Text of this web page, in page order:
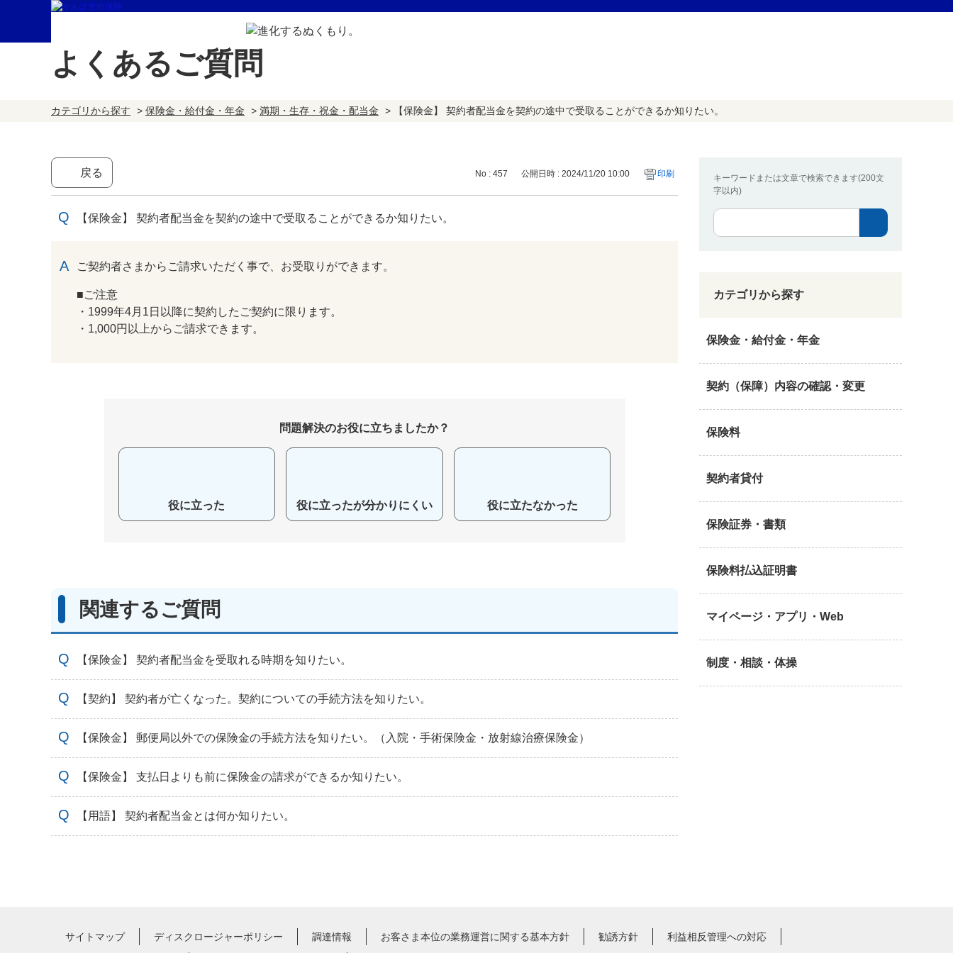
よくあるご質問
カテゴリから探す > 保険金・給付金・年金 > 満期・生存・祝金・配当金 > 【保険金】 契約者配当金を契約の途中で受取ることができるか知りたい。
キーワードまたは文章で検索できます(200文
字以内)
カテゴリから探す
保険金・給付金・年金
契約（保障）内容の確認・変更
保険料
契約者貸付
保険証券・書類
保険料払込証明書
マイページ・アプリ・Web
制度・相談・体操
戻る No : 457 公開日時 : 2024/11/20 10:00 印刷
【保険金】 契約者配当金を契約の途中で受取ることができるか知りたい。
ご契約者さまからご請求いただく事で、お受取りができます。
■ご注意
・1999年4月1日以降に契約したご契約に限ります。
・1,000円以上からご請求できます。
問題解決のお役に立ちましたか？
役に立った 役に立ったが分かりにくい 役に立たなかった
関連するご質問
【保険金】 契約者配当金を受取れる時期を知りたい。
【契約】 契約者が亡くなった。契約についての手続方法を知りたい。
【保険金】 郵便局以外での保険金の手続方法を知りたい。（入院・手術保険金・放射線治療保険金）
【保険金】 支払日よりも前に保険金の請求ができるか知りたい。
【用語】 契約者配当金とは何か知りたい。
サイトマップ ディスクロージャーポリシー 調達情報 お客さま本位の業務運営に関する基本方針 勧誘方針 利益相反管理への対応